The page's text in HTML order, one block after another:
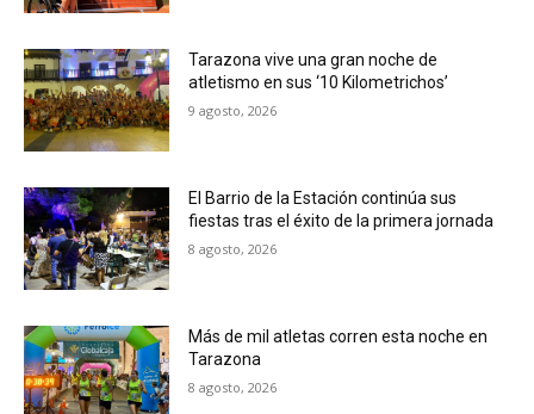
Tarazona vive una gran noche de
atletismo en sus ‘10 Kilometrichos’
9 agosto, 2026
El Barrio de la Estación continúa sus
fiestas tras el éxito de la primera jornada
8 agosto, 2026
Más de mil atletas corren esta noche en
Tarazona
8 agosto, 2026